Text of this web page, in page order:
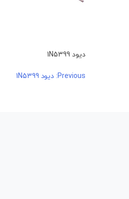
دیود 1N5399
راهبری
Previous: دیود 1N5399